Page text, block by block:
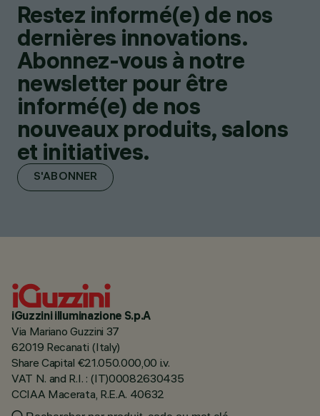
Restez informé(e) de nos
dernières innovations.
Abonnez-vous à notre
newsletter pour être
informé(e) de nos
nouveaux produits, salons
et initiatives.
S'ABONNER
iGuzzini illuminazione S.p.A
Via Mariano Guzzini 37
62019 Recanati (Italy)
Share Capital €21.050.000,00 i.v.
VAT N. and R.I. : (IT)00082630435
CCIAA Macerata, R.E.A. 40632